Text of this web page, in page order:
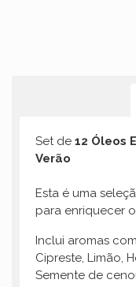
Set de 12 Óleos
Verão
Esta é uma
para enriquecer
Inclui aromas
Cipreste, Limão,
Semente de